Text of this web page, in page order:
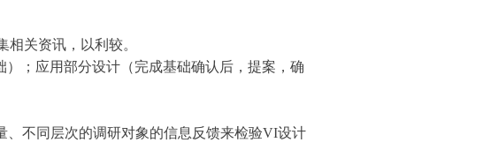
关资讯，以利较。
；应用部分设计（完成基础确认后，提案，确
不同层次的调研对象的信息反馈来检验VI设计